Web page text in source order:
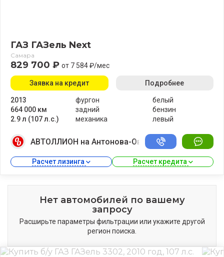
ГАЗ ГАЗель Next
Самара
829 700 ₽ от 7 584 ₽/мес
2013
664 000 км
2.9 л (107 л.с.)
фургон
задний
механика
белый
бензин
левый
Заявка на кредит Подробнее
АВТОЛЛИОН на Антонова-Овсеенко
Расчет лизинга Расчет кредита
Нет автомобилей по вашему
запросу
Расширьте параметры фильтрации или укажите другой
регион поиска.